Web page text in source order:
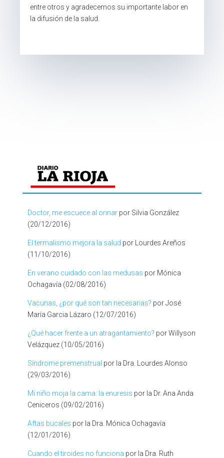
entre otros y agradecemos su importante labor en
la difusión de la salud.
Doctor, me escuece al orinar por Silvia González
(20/12/2016)
El termalismo mejora la salud por Lourdes Areños
(11/10/2016)
En verano cuidado con las medusas por Mónica
Ochagavía (02/08/2016)
Vacunas, ¿por qué son tan necesarias? por José
María Garcia Lázaro (12/07/2016)
¿Qué hacer frente a un atragantamiento? por Willyson
Velázquez (10/05/2016)
Síndrome premenstrual por la Dra. Lourdes Alonso
(29/03/2016)
Mi niño moja la cama: la enuresis por la Dr. Ana Anda
Ceniceros (09/02/2016)
Aftas bucales por la Dra. Mónica Ochagavía
(12/01/2016)
Cuando el tiroides no funciona por la Dra. Ruth